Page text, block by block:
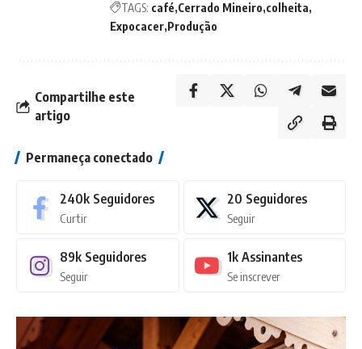
TAGS: café Cerrado Mineiro colheita
Expocacer Produção
Compartilhe este
artigo
Permaneça conectado
240k Seguidores
Curtir
20 Seguidores
Seguir
89k Seguidores
Seguir
1k Assinantes
Se inscrever